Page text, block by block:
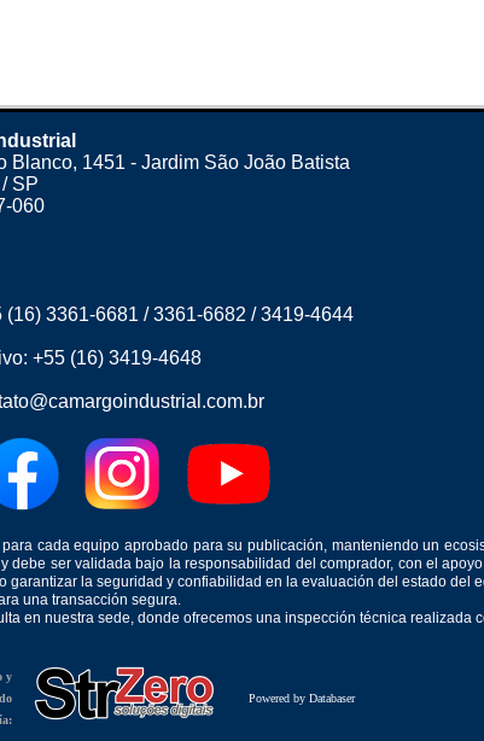
Blanco, 1451 - Jardim São João Batista
SP
060
(16) 3361-6681 /3361-6682 /3419-4644
+55 (16) 3419-4648
cada equipo aprobado para su publicación, manteniendo un
ser validada bajo la responsabilidad del comprador, con el
la seguridad y confiabilidad en la evaluación del estado del
una transacción segura.
en nuestra sede, donde ofrecemos una inspección técnica realizada
y
Powered by Databaser